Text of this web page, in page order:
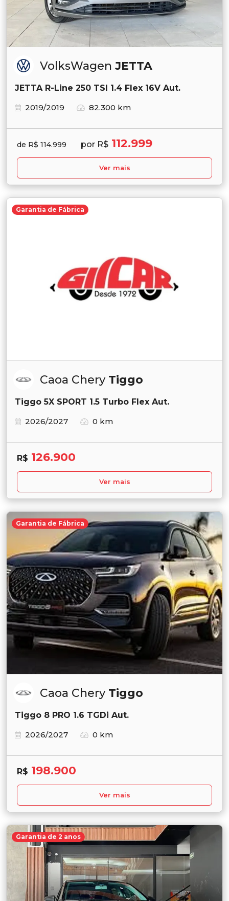
VolksWagen JETTA
JETTA R-Line 250 TSI 1.4 Flex 16V Aut.
2019/2019
82.300 km
de R$ 114.999 por R$ 112.999
Ver mais
Garantia de Fábrica
Caoa Chery Tiggo
Tiggo 5X SPORT 1.5 Turbo Flex Aut.
2026/2027
0 km
R$ 126.900
Ver mais
Garantia de Fábrica
Caoa Chery Tiggo
Tiggo 8 PRO 1.6 TGDi Aut.
2026/2027
0 km
R$ 198.900
Ver mais
Garantia de 2 anos